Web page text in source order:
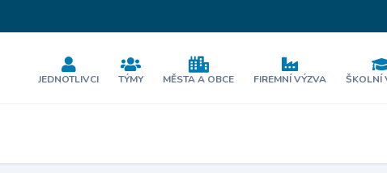
JEDNOTLIVCI TÝMY MĚSTA A OBCE FIREMNÍ VÝZVA ŠKOLNÍ